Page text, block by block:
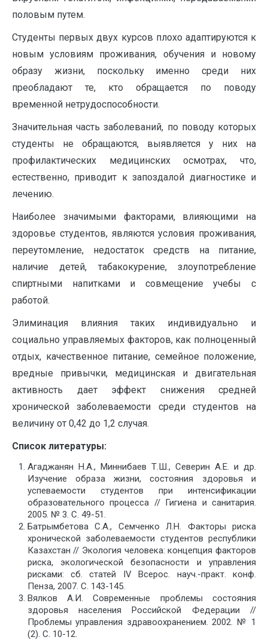
половым путем.
Студенты первых двух курсов плохо адаптируются к
новым условиям проживания, обучения и новому
образу жизни, поскольку именно среди них
преобладают те, кто обращается по поводу
временной нетрудоспособности.
Значительная часть заболеваний, по поводу которых
студенты не обращаются, выявляется у них на
профилактических медицинских осмотрах, что,
естественно, приводит к запоздалой диагностике и
лечению.
Наиболее значимыми факторами, влияющими на
здоровье студентов, являются условия проживания,
переутомление, недостаток средств на питание,
наличие детей, табакокурение, злоупотребление
спиртными напитками и совмещение учебы с
работой.
Элиминация влияния таких индивидуально и
социально управляемых факторов, как полноценный
отдых, качественное питание, семейное положение,
вредные привычки, медицинская и двигательная
активность дает эффект снижения средней
хронической заболеваемости среди студентов на
величину от 0,42 до 1,2 случая.
Список литературы:
Агаджанян Н.А., Миннибаев Т.Ш., Северин А.Е. и др.
Изучение образа жизни, состояния здоровья и
успеваемости студентов при интенсификации
образовательного процесса // Гигиена и санитария.
2005. № 3. С. 49-51.
Батрымбетова С.А., Семченко Л.Н. Факторы риска
хронической заболеваемости студентов республики
Казахстан // Экология человека: концепция факторов
риска, экологической безопасности и управления
рисками: сб. статей IV Всерос. науч.-практ. конф.
Пенза, 2007. С. 143-145.
Вялков А.И. Современные проблемы состояния
здоровья населения Российской Федерации //
Проблемы управления здравоохранением. 2002. № 1
(2). С. 10-12.